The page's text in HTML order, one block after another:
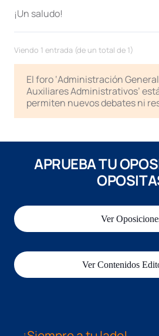
¡Un saludo!
Viendo 1 entrada (de un total de 1)
El foro ‘Administración
Auxiliares Administrativos’
permiten nuevos debates ni
APRUEBA TU
Ver
Ver Contenidos